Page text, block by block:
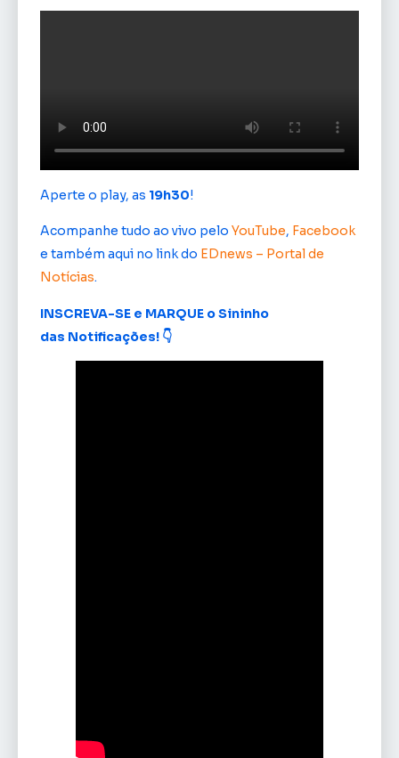
Aperte o play, as 19h30!
Acompanhe tudo ao vivo pelo YouTube, Facebook
e também aqui no link do EDnews – Portal de
Notícias.
INSCREVA-SE e MARQUE o Sininho
das Notificações! 👇